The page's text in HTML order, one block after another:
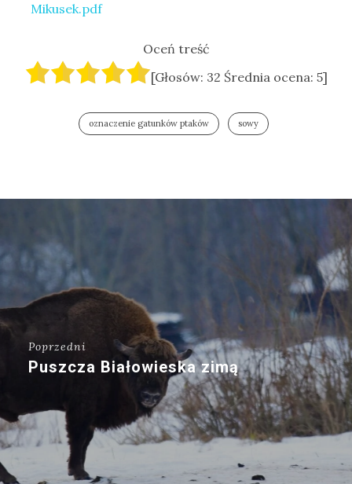
Mikusek.pdf
Oceń treść
[Głosów: 32 Średnia ocena: 5]
oznaczenie gatunków ptaków sowy
Poprzedni
Puszcza Białowieska zimą